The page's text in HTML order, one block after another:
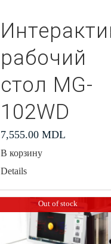
рабочий
стол MG-
102WD
7,555.00 MDL
В корзину
Details
Out of stock